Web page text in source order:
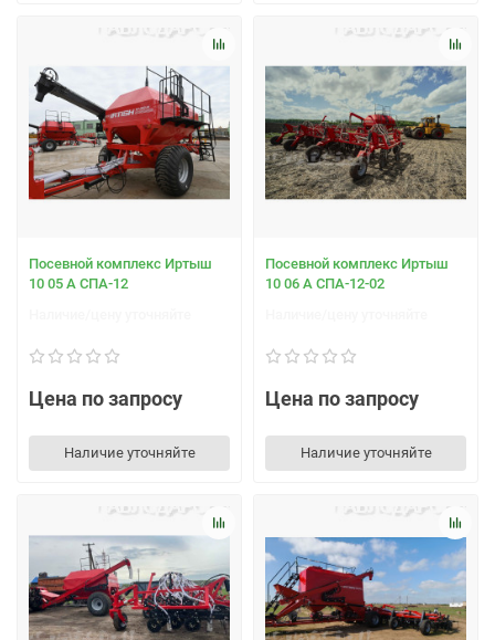
Посевной комплекс Иртыш
10 05 А СПА-12
Цена по запросу
Наличие уточняйте
Посевной комплекс Иртыш
10 06 А СПА-12-02
Цена по запросу
Наличие уточняйте